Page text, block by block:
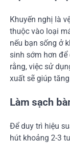
Khuyến nghị là
thuộc vào loại
nếu bạn sống ở
sinh sớm hơn
rằng, việc sử
xuất sẽ giúp
Làm sạch
Để duy trì hiệu
hút khoảng 2-3